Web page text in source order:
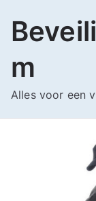
naar
inhoud
m
Alles voor een